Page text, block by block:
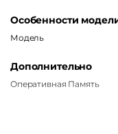
Особенности
Модель
Дополнительно
Оперативная Память